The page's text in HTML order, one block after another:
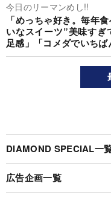
今日のリーマンめし!!
「めっちゃ好き。毎年
いなスイーツ”美味す
足感」「コメダでいちば
DIAMOND SPECIAL一
広告企画一覧